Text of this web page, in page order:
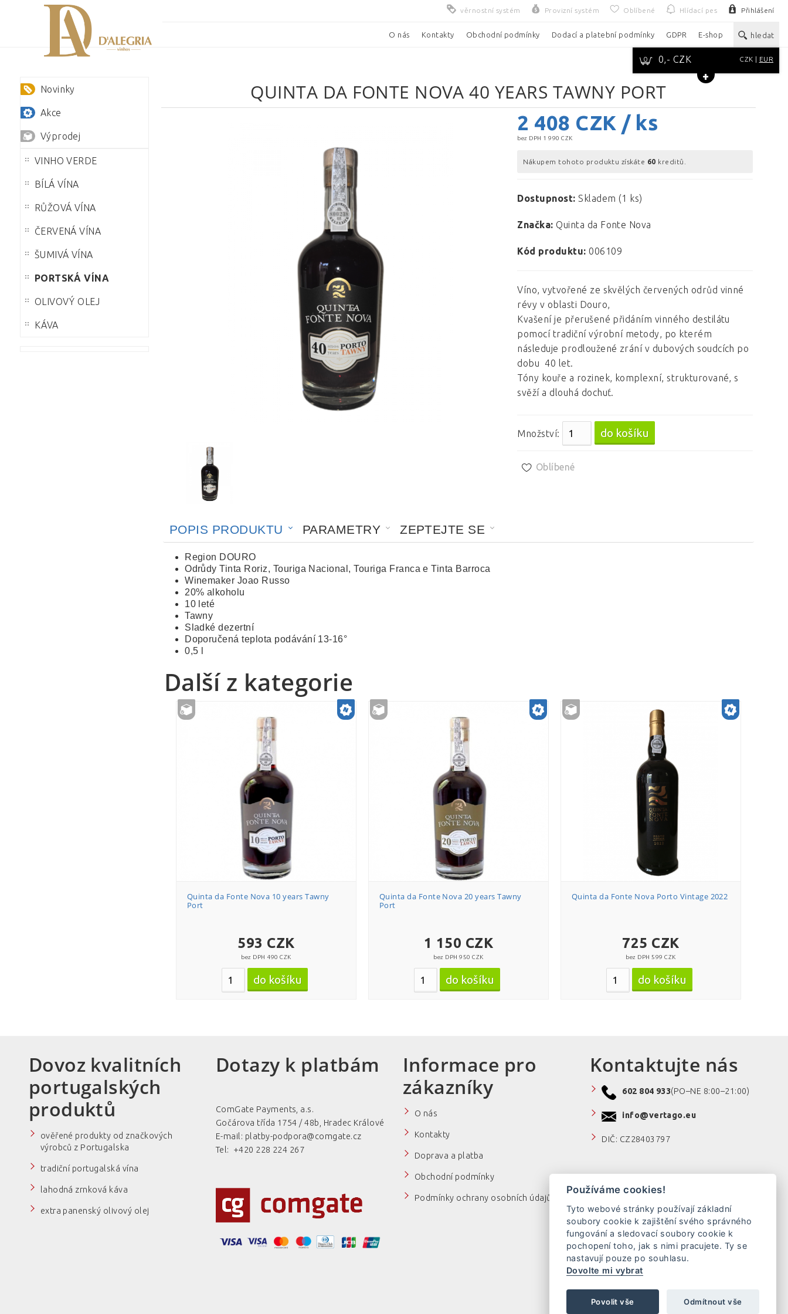
Přihlášení
Hlídací pes
Oblíbené
Provizní systém
věrnostní systém
O nás Kontakty Obchodní podmínky Dodací a platební podmínky GDPR E-shop hledat
Novinky
Akce
Výprodej
VINHO VERDE
BÍLÁ VÍNA
RŮŽOVÁ VÍNA
ČERVENÁ VÍNA
ŠUMIVÁ VÍNA
PORTSKÁ VÍNA
OLIVOVÝ OLEJ
KÁVA
QUINTA DA FONTE NOVA 40 YEARS TAWNY PORT
2 408 CZK / ks
bez DPH 1 990 CZK
Nákupem tohoto produktu získáte 60 kreditů.
Dostupnost: Skladem (1 ks)
Značka: Quinta da Fonte Nova
Kód produktu: 006109
Víno, vytvořené ze skvělých červených odrůd vinné
révy v oblasti Douro,
Kvašení je přerušené přidáním vinného destilátu
pomocí tradiční výrobní metody, po kterém
následuje prodloužené zrání v dubových soudcích po
dobu 40 let.
Tóny kouře a rozinek, komplexní, strukturované, s
svěží a dlouhá dochuť.
Množství:
Oblíbené
POPIS PRODUKTU PARAMETRY ZEPTEJTE SE
Region DOURO
Odrůdy Tinta Roriz, Touriga Nacional, Touriga Franca e Tinta Barroca
Winemaker Joao Russo
20% alkoholu
10 leté
Tawny
Sladké dezertní
Doporučená teplota podávání 13-16°
0,5 l
Další z kategorie
Quinta da Fonte Nova 10 years Tawny
Port
593 CZK
bez DPH 490 CZK
Quinta da Fonte Nova 20 years Tawny
Port
1 150 CZK
bez DPH 950 CZK
Quinta da Fonte Nova Porto Vintage 2022
725 CZK
bez DPH 599 CZK
0 0,- CZK CZK EUR
Dovoz kvalitních
portugalských
produktů
ověřené produkty od značkových
výrobců z Portugalska
tradiční portugalská vína
lahodná zrnková káva
extra panenský olivový olej
Dotazy k platbám
ComGate Payments, a.s.
Gočárova třída 1754 / 48b, Hradec Králové
E-mail: platby-podpora@comgate.cz
Tel: +420 228 224 267
Informace pro
zákazníky
O nás
Kontakty
Doprava a platba
Obchodní podmínky
Podmínky ochrany osobních údajů
Kontaktujte nás
602 804 933(PO–NE 8:00–21:00)
info@vertago.eu
DIČ: CZ28403797
Používáme cookies!
Tyto webové stránky používají základní
soubory cookie k zajištění svého správného
fungování a sledovací soubory cookie k
pochopení toho, jak s nimi pracujete. Ty se
nastavují pouze po souhlasu.
Dovolte mi vybrat
Povolit vše Odmítnout vše